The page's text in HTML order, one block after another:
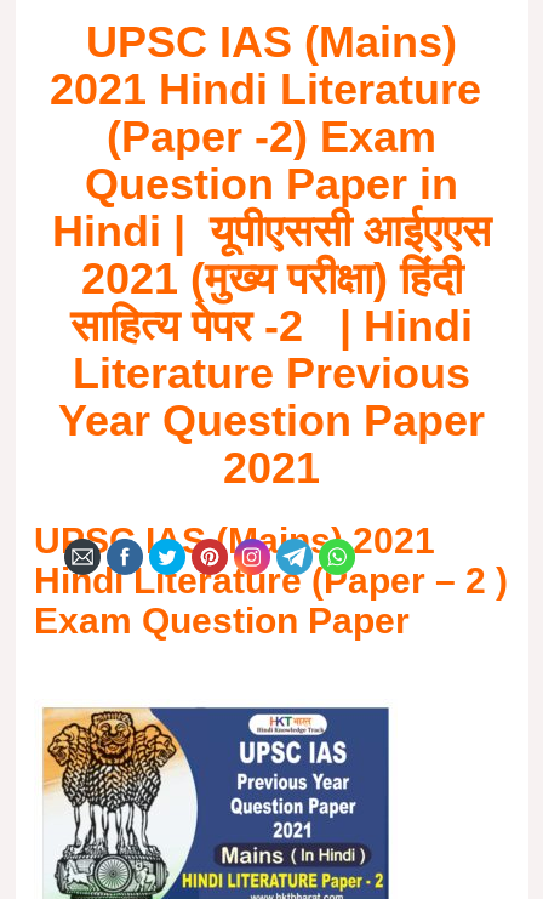
UPSC IAS (Mains)
2021 Hindi Literature
(Paper -2) Exam
Question Paper in
Hindi | यूपीएससी आईएएस
2021 (मुख्य परीक्षा) हिंदी
साहित्य पेपर -2 | Hindi
Literature Previous
Year Question Paper
2021
UPSC IAS (Mains)2021
Hindi Literature(Paper – 2 )
Exam Question Paper